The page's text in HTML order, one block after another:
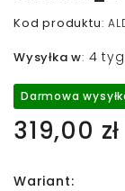
Kod produktu:
Wysyłka w: 4
Darmowa
319,00 zł
Wariant: